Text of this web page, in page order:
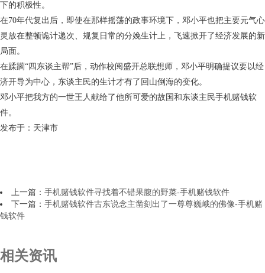
下的积极性。
在70年代复出后，即使在那样摇荡的政事环境下，邓小平也把主要元气心
灵放在整顿诡计递次、规复日常的分娩生计上，飞速掀开了经济发展的新
局面。
在蹂躏“四东谈主帮”后，动作校阅盛开总联想师，邓小平明确提议要以经
济开导为中心，东谈主民的生计才有了回山倒海的变化。
邓小平把我方的一世王人献给了他所可爱的故国和东谈主民手机赌钱软
件。
发布于：天津市
上一篇： 手机赌钱软件寻找着不错果腹的野菜-手机赌钱软件
下一篇： 手机赌钱软件古东说念主凿刻出了一尊尊巍峨的佛像-手机赌
钱软件
相关资讯